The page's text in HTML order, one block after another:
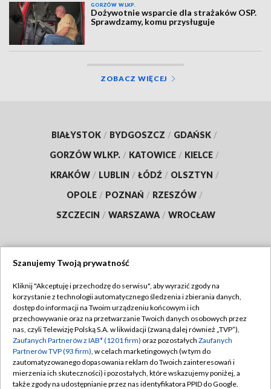
GORZÓW WLKP.
Dożywotnie wsparcie dla strażaków OSP.
Sprawdzamy, komu przysługuje
ZOBACZ WIĘCEJ
BIAŁYSTOK / BYDGOSZCZ / GDAŃSK /
GORZÓW WLKP. / KATOWICE / KIELCE /
KRAKÓW / LUBLIN / ŁÓDŹ / OLSZTYN /
OPOLE / POZNAŃ / RZESZÓW /
SZCZECIN / WARSZAWA / WROCŁAW
TVP
Abonament TVP
Emisja w TVP
Centrum informacji TVP
Naziemna Telewizja Cyfrowa
Regulamin TVP
Polityka prywatności
Moje zgody
Pomoc
Szanujemy Twoją prywatność
Kliknij "Akceptuję i przechodzę do serwisu", aby wyrazić zgody na
korzystanie z technologii automatycznego śledzenia i zbierania danych,
dostęp do informacji na Twoim urządzeniu końcowym i ich
przechowywanie oraz na przetwarzanie Twoich danych osobowych przez
nas, czyli Telewizję Polską S.A. w likwidacji (zwaną dalej również „TVP”),
Zaufanych Partnerów z IAB* (1201 firm) oraz pozostałych Zaufanych
Partnerów TVP (93 firm), w celach marketingowych (w tym do
zautomatyzowanego dopasowania reklam do Twoich zainteresowań i
mierzenia ich skuteczności) i pozostałych, które wskazujemy poniżej, a
także zgody na udostępnianie przez nas identyfikatora PPID do Google.